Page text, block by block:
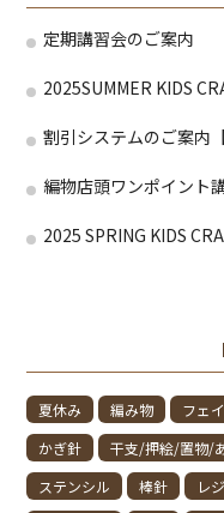
定期講習会のご案内
2025SUMMER KIDS
割引システムのご案内
編物店頭ワンポイント
2025 SPRING KIDS
夏休み 編み物 フェ
かぎ針
干支/押絵/置物/
ステンシル
棒針 レ